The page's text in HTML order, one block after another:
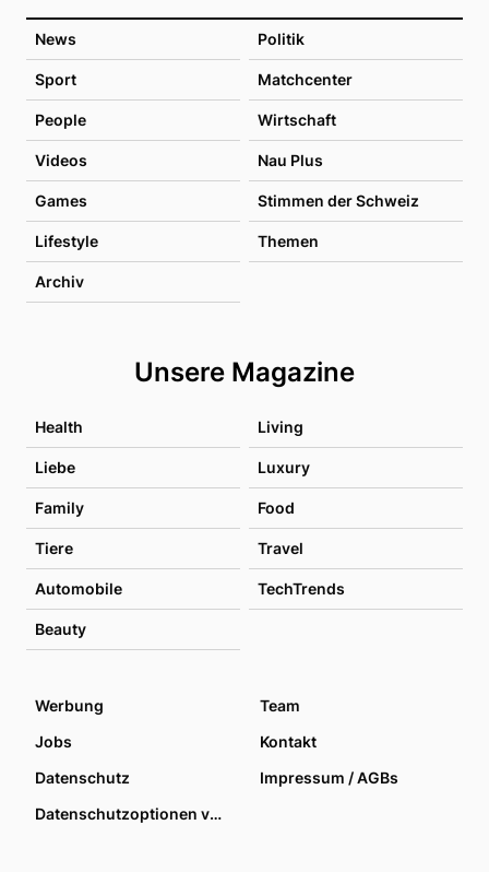
News Politik
Sport Matchcenter
People Wirtschaft
Videos Nau Plus
Games Stimmen der Schweiz
Lifestyle Themen
Archiv
Unsere Magazine
Health Living
Liebe Luxury
Family Food
Tiere Travel
Automobile TechTrends
Beauty
Werbung
Team
Jobs
Kontakt
Datenschutz
Impressum / AGBs
Datenschutzoptionen verwalten